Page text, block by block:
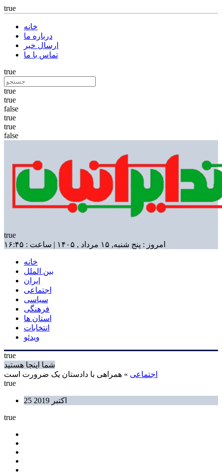
true
خانه
درباره ما
ارسال خبر
تماس با ما
true
true
true
false
true
true
false
true
امروز : پنج شنبه, ۱۵ مرداد , ۱۴۰۵ | ساعت : ۱۶:۴۵
خانه
بین الملل
ایران
اجتماعی
سیاسی
فرهنگی
استان ها
انتخابات
ویدئو
true
شما اینجا هستید
اجتماعی » همراهی با دادستان یک ضرورت است
true
25 اکتبر 2019
true